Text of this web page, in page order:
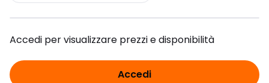
Accedi per visualizzare prezzi e disponibilità
Accedi